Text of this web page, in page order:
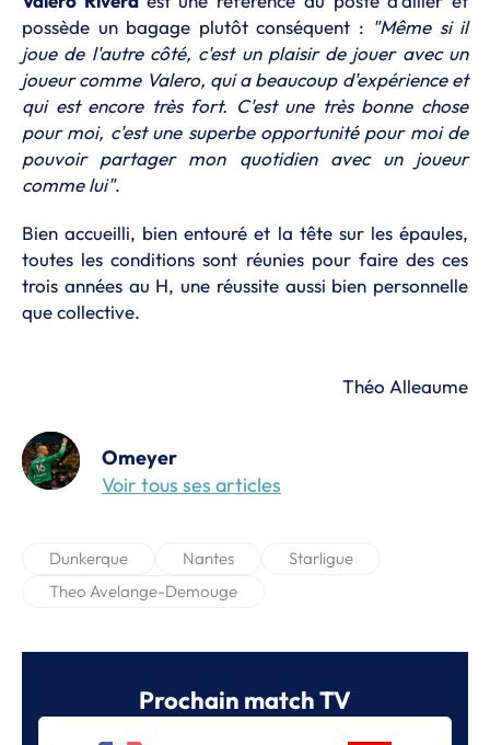
possède un bagage plutôt conséquent : "Même si il
joue de l'autre côté, c'est un plaisir de jouer avec un
joueur comme Valero, qui a beaucoup d'expérience et
qui est encore très fort. C'est une très bonne chose
pour moi, c'est une superbe opportunité pour moi de
pouvoir partager mon quotidien avec un joueur
comme lui".
Bien accueilli, bien entouré et la tête sur les épaules,
toutes les conditions sont réunies pour faire des ces
trois années au H, une réussite aussi bien personnelle
que collective.
Théo Alleaume
Omeyer
Voir tous ses articles
Dunkerque Nantes
Starligue
Theo Avelange-Demouge
Prochain match TV